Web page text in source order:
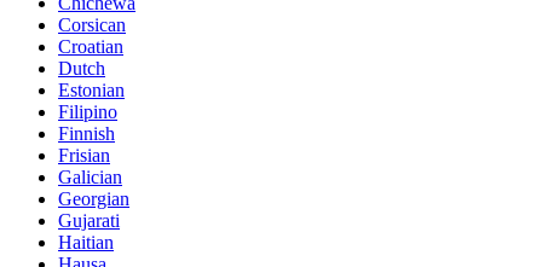
Corsican
Croatian
Dutch
Estonian
Filipino
Finnish
Frisian
Galician
Georgian
Gujarati
Haitian